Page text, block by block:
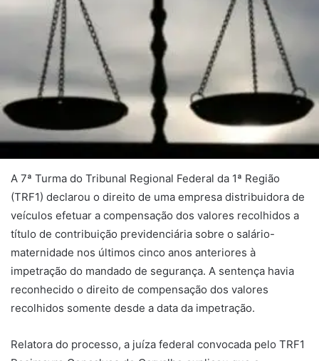
A 7ª Turma do Tribunal Regional Federal da 1ª Região
(TRF1) declarou o direito de uma empresa distribuidora de
veículos efetuar a compensação dos valores recolhidos a
título de contribuição previdenciária sobre o salário-
maternidade nos últimos cinco anos anteriores à
impetração do mandado de segurança. A sentença havia
reconhecido o direito de compensação dos valores
recolhidos somente desde a data da impetração.
Relatora do processo, a juíza federal convocada pelo TRF1